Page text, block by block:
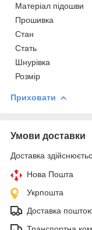
Матеріал підошви
Прошивка
Стан
Стать
Шнурівка
Розмір
Приховати
Умови доставки
Доставка
Нова Пошта
Укрпошта
Доставка